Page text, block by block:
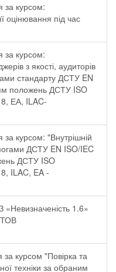
за курсом:
оцінювання під час
за курсом:
з якості, аудиторів
стандарту ДСТУ EN
положень ДСТУ ISO
ЕА, ILAC-
курсом: "Внутрішній
ДСТУ EN ISO/IEC
ДСТУ ISO
ILAC, EA -
1.6»
ТОВ
курсом "Повірка та
техніки за обраним